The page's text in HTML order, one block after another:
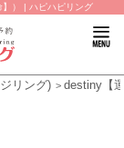
） | ハピハピリング
リング) destiny【